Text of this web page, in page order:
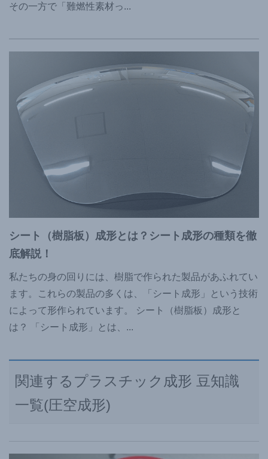
その一方で「難燃性素材っ...
シート（樹脂板）成形とは？シート成形の種類を徹
底解説！
私たちの身の回りには、樹脂で作られた製品があふれてい
ます。これらの製品の多くは、「シート成形」という技術
によって形作られています。 シート（樹脂板）成形と
は？ 「シート成形」とは、 ...
関連するプラスチック成形 豆知識
一覧(圧空成形)